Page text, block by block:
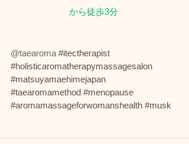
から徒歩3分
@taearoma #itectherapist
#holisticaromatherapymassagesalon
#matsuyamaehimejapan
#taearomamethod #menopause
#aromamassageforwomanshealth #musk